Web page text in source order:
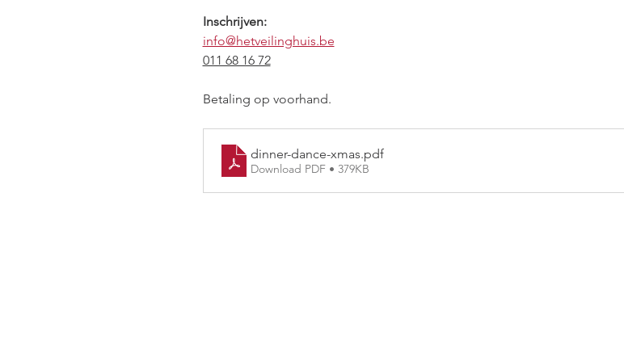
Inschrijven:
info@hetveilinghuis.be
011 68 16 72
Betaling op voorhand.
dinner-dance-xmas.pdf
Download PDF • 379KB